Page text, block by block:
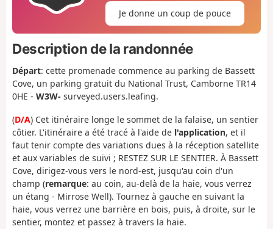
Je donne un coup de pouce
Description de la randonnée
Départ: cette promenade commence au parking de Bassett
Cove, un parking gratuit du National Trust, Camborne TR14
0HE - W3W- surveyed.users.leafing.
(D/A) Cet itinéraire longe le sommet de la falaise, un sentier
côtier. L'itinéraire a été tracé à l'aide de l'application, et il
faut tenir compte des variations dues à la réception satellite
et aux variables de suivi ; RESTEZ SUR LE SENTIER. À Bassett
Cove, dirigez-vous vers le nord-est, jusqu'au coin d'un
champ (remarque: au coin, au-delà de la haie, vous verrez
un étang - Mirrose Well). Tournez à gauche en suivant la
haie, vous verrez une barrière en bois, puis, à droite, sur le
sentier, montez et passez à travers la haie.